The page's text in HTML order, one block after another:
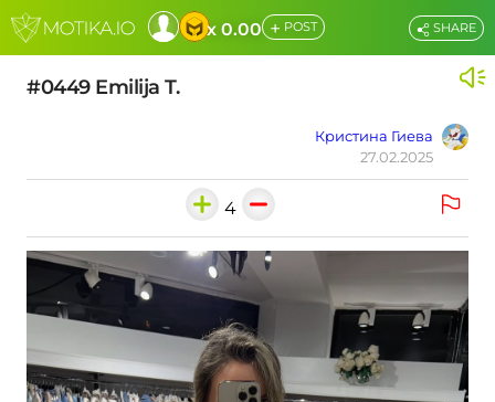
x 0.00 + POST
#0449 Emilija T.
Кристина Гиева
27.02.2025
SHARE
4